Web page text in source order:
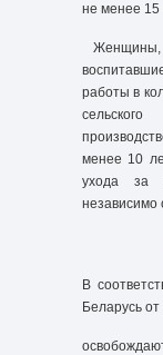
не менее 15
работы в
менее 10
ухода за
независимо
В
Беларусь